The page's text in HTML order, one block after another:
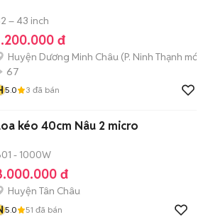
– 43 inch
đ
Huyện Dương Minh Châu (P. Ninh Thạnh mới)
67
5.0 3 đã bán
kéo 40cm Nâu 2 micro
- 1000W
đ
Huyện Tân Châu
5.0 51 đã bán